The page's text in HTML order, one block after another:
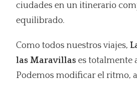
ciudades en un itinerario
equilibrado.
Como todos nuestros viajes,
las Maravillas es totalmente
Podemos modificar el ritmo,